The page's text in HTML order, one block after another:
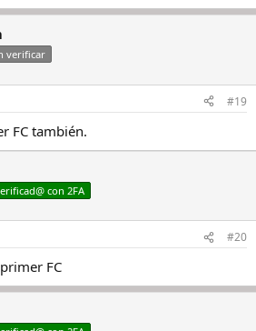
verificar
#19
FC también.
con 2FA
#20
FC